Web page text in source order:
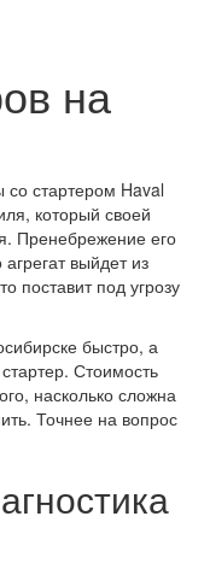
на
стартером Haval
который своей
Пренебрежение его
выйдет из
поставит под угрозу
быстро, а
Стоимость
насколько сложна
Точнее на вопрос